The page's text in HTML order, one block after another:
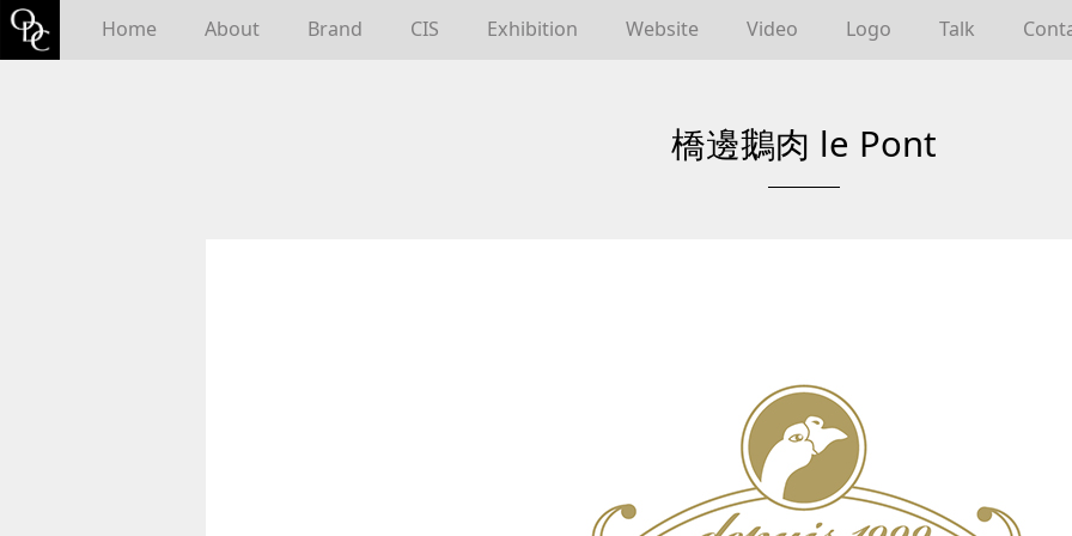
Home About Brand CIS Exhibition Website Video Logo Talk
橋邊鵝肉 le Pont